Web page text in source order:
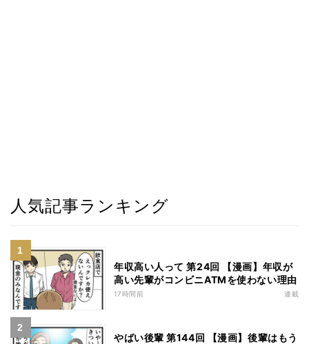
人気記事ランキング
年収高い人って 第24回 【漫画】年収が
高い先輩がコンビニATMを使わない理由
17時間前 連載
やばい後輩 第144回 【漫画】後輩はもう